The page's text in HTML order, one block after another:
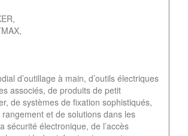
d’outillage à main, d’outils électriques
associés, de produits de petit
de systèmes de fixation sophistiqués,
rangement et de solutions dans les
sécurité électronique, de l’accès